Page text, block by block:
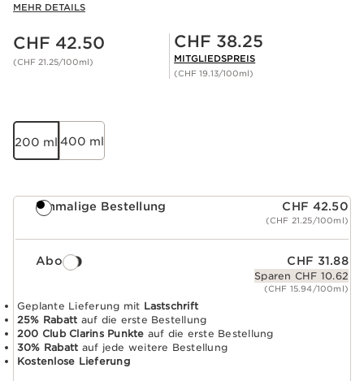
MEHR DETAILS
Aktueller Preis CHF 42.50
CHF 42.50
(CHF 21.25/100ml)
Mitgliederpreis CHF 38.25
CHF 38.25
MITGLIEDSPREIS
(CHF 19.13/100ml)
200 ml 400 ml
Einmalige Bestellung CHF 42.50
(CHF 21.25/100ml)
Abo CHF 31.88
Sparen CHF 10.62
(CHF 15.94/100ml)
Geplante Lieferung mit Lastschrift
25% Rabatt auf die erste Bestellung
200 Club Clarins Punkte auf die erste Bestellung
30% Rabatt auf jede weitere Bestellung
Kostenlose Lieferung